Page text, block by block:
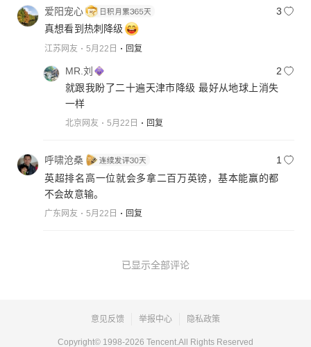
爱阳宠心
3
真想看到热刺降级
江苏网友 5月22日 回复
MR.刘
2
就跟我盼了二十遍天津市降级 最好从地球上消失
一样
北京网友 5月22日 回复
呼啸沧桑
1
英超排名高一位就会多拿二百万英镑，基本能赢的都
不会故意输。
广东网友 5月22日 回复
已显示全部评论
意见反馈 举报中心 隐私政策
Copyright© 1998-2026 Tencent.All Rights Reserved